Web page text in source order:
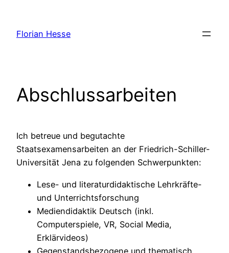
springen
Florian Hesse
Abschlussarbeiten
Ich betreue und begutachte
Staatsexamensarbeiten an der Friedrich-Schiller-
Universität Jena zu folgenden Schwerpunkten:
Lese- und literaturdidaktische Lehrkräfte-
und Unterrichtsforschung
Mediendidaktik Deutsch (inkl.
Computerspiele, VR, Social Media,
Erklärvideos)
Gegenstandsbezogene und thematisch